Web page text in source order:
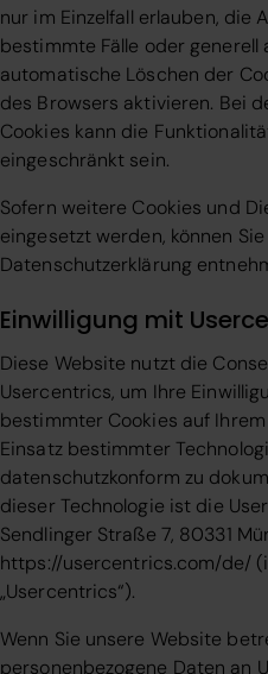
nur im Einzelfall erlauben, die
bestimmte Fälle oder generell
automatische Löschen der
des Browsers aktivieren. Bei
Cookies kann die
eingeschränkt sein.
Sofern weitere Cookies und
eingesetzt werden, können
Datenschutzerklärung
Einwilligung mit
Diese Website nutzt die
Usercentrics, um Ihre
bestimmter Cookies auf
Einsatz bestimmter
datenschutzkonform zu
dieser Technologie ist die
Sendlinger Straße 7, 80331
https://usercentrics.com/de/
„Usercentrics“).
Wenn Sie unsere Website
personenbezogene Daten an